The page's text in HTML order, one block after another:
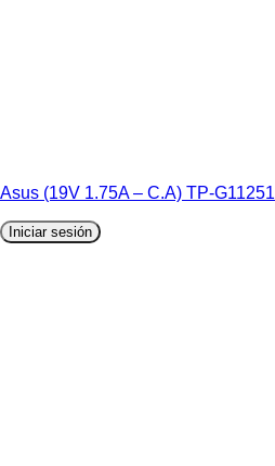
Asus (19V 1.75A – C.A) TP-G11251
Iniciar sesión